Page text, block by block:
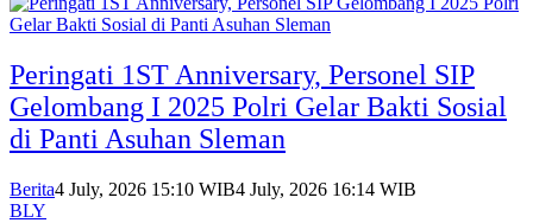
Peringati 1ST Anniversary, Personel SIP
Gelombang I 2025 Polri Gelar Bakti Sosial
di Panti Asuhan Sleman
Berita4 July, 2026 15:10 WIB4 July, 2026 16:14 WIB
BLY